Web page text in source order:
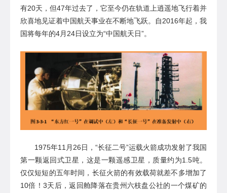
有20天， 但47年过去了，它至今仍在轨道上逍遥地飞行着并
欣喜地见证着中国航天事业在不断地飞跃。自2016年起，我
国将每年的4月24日设立为“中国航天日”。
1975年11月26日，“长征二号”运载火箭成功发射了我国
第一颗返回式卫星， 这是一颗遥感卫星，质量约为1.5吨。
仅仅短短的五年时间，长征火箭的有效载荷就差不多增加了
10倍！3天后，返回舱降落在贵州六枝盘公社的一个煤矿的